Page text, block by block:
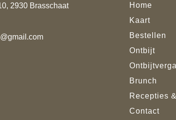
2930 Brasschaat
Home
Kaart
Bestellen
Ontbijt
Brunch
Recepties
Contact